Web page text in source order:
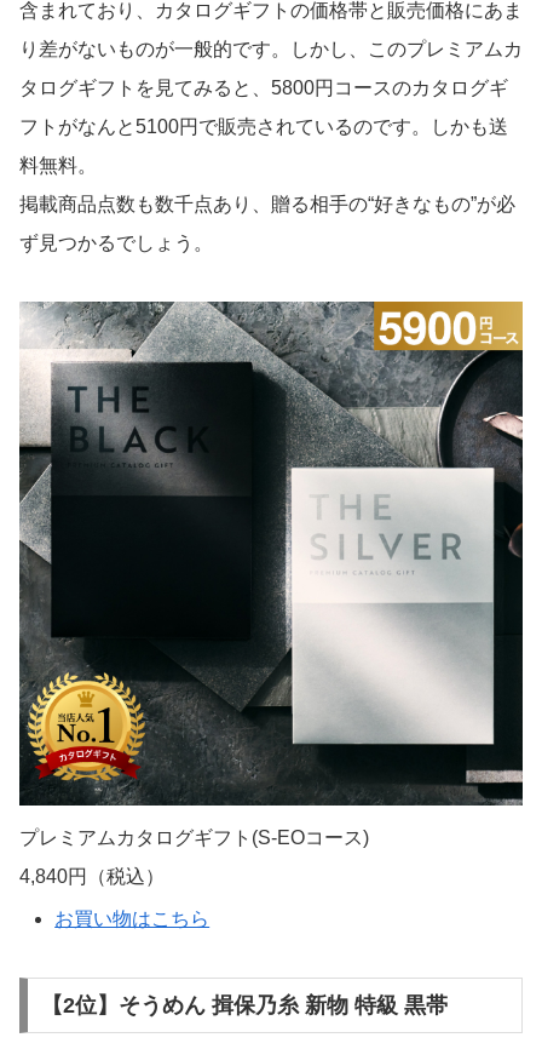
含まれており、カタログギフトの価格帯と販売価格にあま
り差がないものが一般的です。しかし、このプレミアムカ
タログギフトを見てみると、5800円コースのカタログギ
フトがなんと5100円で販売されているのです。しかも送
料無料。
掲載商品点数も数千点あり、贈る相手の“好きなもの”が必
ず見つかるでしょう。
プレミアムカタログギフト(S-EOコース)
4,840円（税込）
お買い物はこちら
【2位】そうめん 揖保乃糸 新物 特級 黒帯